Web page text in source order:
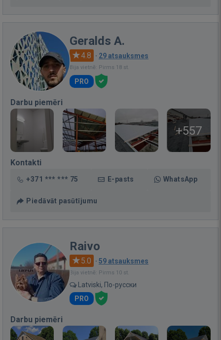
Geralds A.
4.8 · 29 atsauksmes
Bija vietnē: Pirms 18 st.
PRO
Darbu piemēri
+557
Kontakti
+371 *** *** 75 E-pasts WhatsApp
Piedāvāt pasūtījumu
Raivo
5.0 · 59 atsauksmes
Bija vietnē: Pirms 10 st.
Latviski, По-русски
PRO
Darbu piemēri